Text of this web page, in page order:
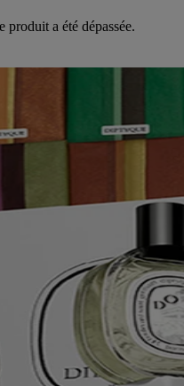
a été dépassée.